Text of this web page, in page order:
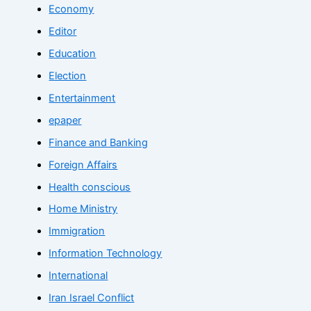
Economy
Editor
Education
Election
Entertainment
epaper
Finance and Banking
Foreign Affairs
Health conscious
Home Ministry
Immigration
Information Technology
International
Iran Israel Conflict